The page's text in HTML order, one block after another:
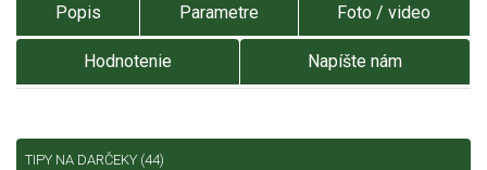
Popis Parametre Foto / video
Hodnotenie Napíšte nám
TIPY NA DARČEKY (44)